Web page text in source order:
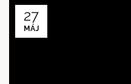
27
MÁJ